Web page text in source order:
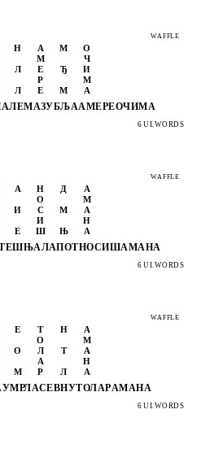
WAFFLE
Н А М
О
М
Ч
Л Е Ђ
И
Р
М
Л Е М А
АЛЕМАЗУБЉААМЕРЕОЧИМА
6 UI.WORDS
WAFFLE
А Н Д
А
О
М
И С М
А
И
Н
Е Ш Њ А
ЛАПОТНОСИШАМАНА
6 UI.WORDS
WAFFLE
Е Т Н
А
О
М
О Л Т
А
А
Н
М Р Л А
УМРЛАСЕВНУТОЛАРАМАНА
6 UI.WORDS